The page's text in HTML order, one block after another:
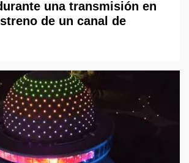
una transmisión en
de un canal de